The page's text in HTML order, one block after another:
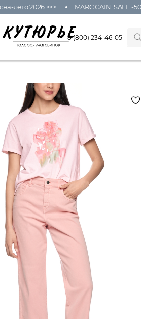
2026 >>> MARC CAIN: SALE -
8 (800) 234-46-05